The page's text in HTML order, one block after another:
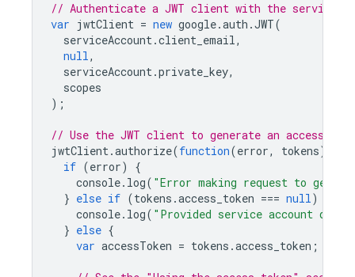
// Authenticate a JWT client with the service
var jwtClient = new google.auth .JWT(
serviceAccount.client_email,
null,
serviceAccount.private_key,
scopes
);
// Use the JWT client to generate an access
jwtClient.authorize(function(error, tokens)
if (error)
{
console. log( "Error making request to
} else if (tokens .access_token === null)
console. log( "Provided service account does
} else {
var accessToken = tokens .access_token ;